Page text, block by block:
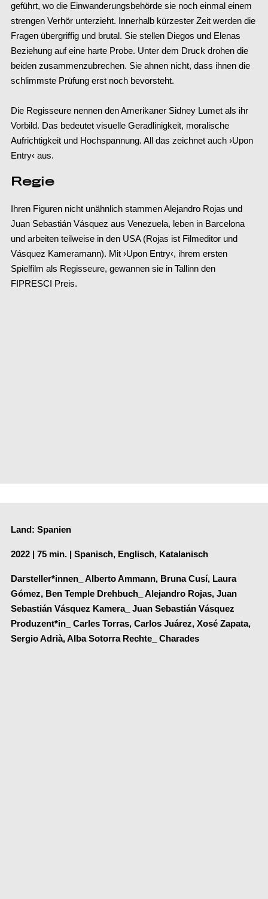
geführt, wo die Einwanderungsbehörde sie noch einmal einem
strengen Verhör unterzieht. Innerhalb kürzester Zeit werden die
Fragen übergriffig und brutal. Sie stellen Diegos und Elenas
Beziehung auf eine harte Probe. Unter dem Druck drohen die
beiden zusammenzubrechen. Sie ahnen nicht, dass ihnen die
schlimmste Prüfung erst noch bevorsteht.
Die Regisseure nennen den Amerikaner Sidney Lumet als ihr
Vorbild. Das bedeutet visuelle Geradlinigkeit, moralische
Aufrichtigkeit und Hochspannung. All das zeichnet auch ›Upon
Entry‹ aus.
Regie
Ihren Figuren nicht unähnlich stammen Alejandro Rojas und
Juan Sebastián Vásquez aus Venezuela, leben in Barcelona
und arbeiten teilweise in den USA (Rojas ist Filmeditor und
Vásquez Kameramann). Mit ›Upon Entry‹, ihrem ersten
Spielfilm als Regisseure, gewannen sie in Tallinn den
FIPRESCI Preis.
Land: Spanien
2022 | 75 min. | Spanisch, Englisch, Katalanisch
Darsteller*innen_ Alberto Ammann, Bruna Cusí, Laura
Gómez, Ben Temple Drehbuch_ Alejandro Rojas, Juan
Sebastián Vásquez Kamera_ Juan Sebastián Vásquez
Produzent*in_ Carles Torras, Carlos Juárez, Xosé Zapata,
Sergio Adrià, Alba Sotorra Rechte_ Charades